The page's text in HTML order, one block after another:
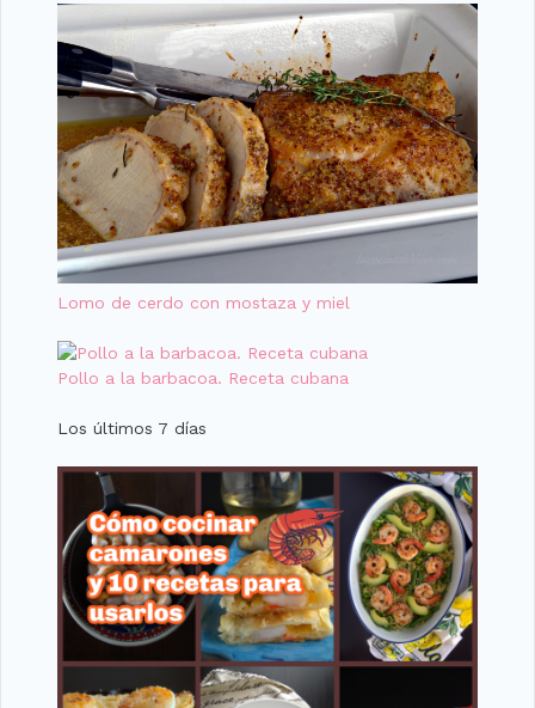
Lomo de cerdo con mostaza y miel
Pollo a la barbacoa. Receta cubana
Los últimos 7 días